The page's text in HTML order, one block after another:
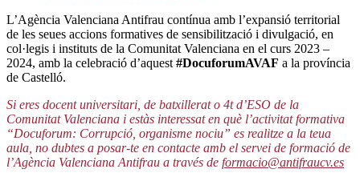
L’Agència Valenciana Antifrau contínua amb l’expansió territorial
de les seues accions formatives de sensibilització i divulgació, en
col·legis i instituts de la Comunitat Valenciana en el curs 2023 –
2024, amb la celebració d’aquest #DocuforumAVAF a la província
de Castelló.
Si eres docent universitari, de batxillerat o 4t d’ESO de la
Comunitat Valenciana i estàs interessat en què l’activitat formativa
“Docuforum: Corrupció, organisme nociu” es realitze a la teua
aula, no dubtes a posar-te en contacte amb el servei de formació de
l’Agència Valenciana Antifrau a través de formacio@antifraucv.es